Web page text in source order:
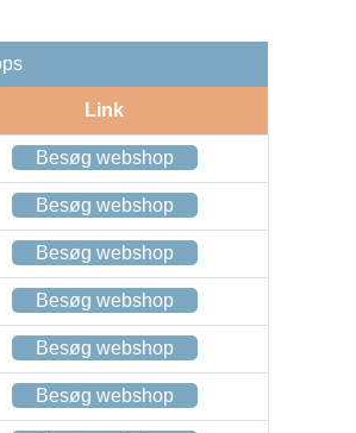
Link
Besøg webshop
Besøg webshop
Besøg webshop
Besøg webshop
Besøg webshop
Besøg webshop